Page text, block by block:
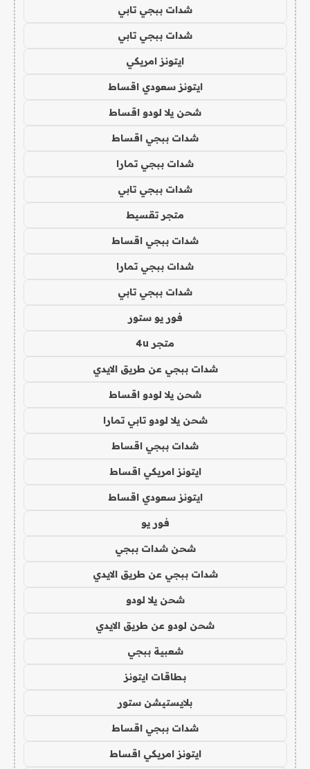
شدات ببجي تابي
شدات ببجي تابي
ايتونز امريكي
ايتونز سعودي اقساط
شحن يلا لودو اقساط
شدات ببجي اقساط
شدات ببجي تمارا
شدات ببجي تابي
متجر تقسيط
شدات ببجي اقساط
شدات ببجي تمارا
شدات ببجي تابي
فور يو ستور
متجر 4u
شدات ببجي عن طريق الايدي
شحن يلا لودو اقساط
شحن يلا لودو تابي تمارا
شدات ببجي اقساط
ايتونز امريكي اقساط
ايتونز سعودي اقساط
فور يو
شحن شدات ببجي
شدات ببجي عن طريق الايدي
شحن يلا لودو
شحن لودو عن طريق الايدي
شعبية ببجي
بطاقات ايتونز
بلايستيشن ستور
شدات ببجي اقساط
ايتونز امريكي اقساط